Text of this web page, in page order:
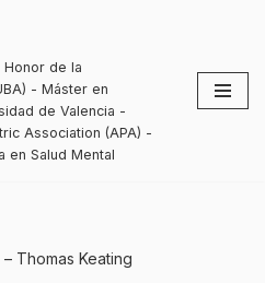
de la
- Máster en
de Valencia -
Association (APA) -
en Salud Mental
Thomas Keating